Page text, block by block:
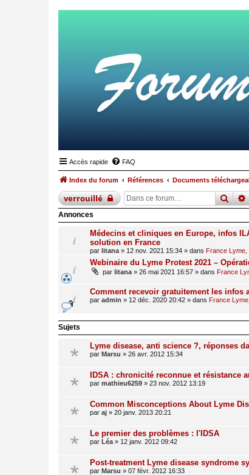
Accès rapide FAQ
Index du forum Références Documents
verrouillé
Annonces
Médecins et cliniques en Europe, infos
solution en France
par litana » 12 nov. 2021 15:34 » dans France Lyme,
Webinaire du Lyme Protest 2021 –
par litana » 26 mai 2021 16:57 » dans France
Comment recevoir gratuitement les infos
par admin » 12 déc. 2020 20:42 » dans France
Sujets
Lyme disease, anti science ?, réponses
par Marsu » 26 avr. 2012 15:34
IDSA : chronicité reconnue et résistance
par mathieu6259 » 23 nov. 2012 13:19
Common Misconceptions About Lyme
par aj » 20 janv. 2013 20:21
Le premier des problèmes : l'IDSA
par Léa » 12 janv. 2012 09:42
Post-treatment Lyme disease syndrome
par Marsu » 07 févr. 2012 16:33